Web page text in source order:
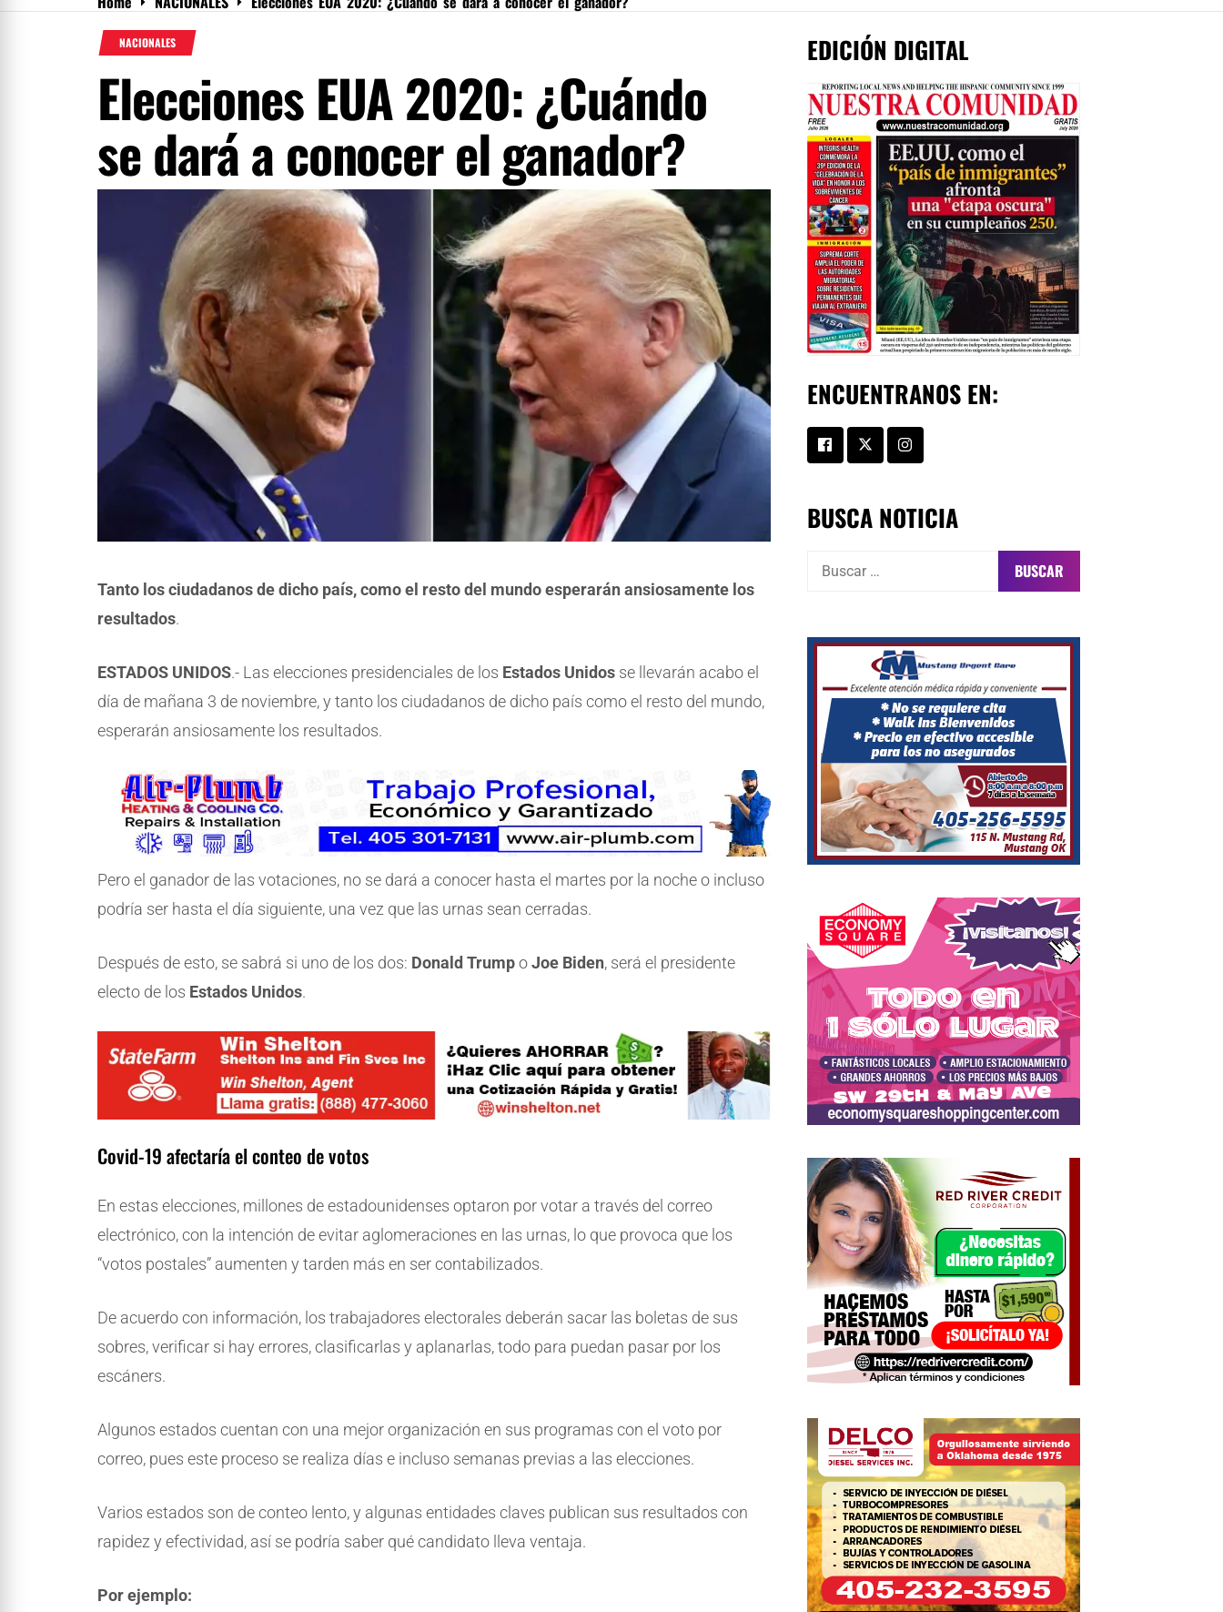
Menu
NACIONALES
Elecciones EUA 2020: ¿Cuándo
se dará a conocer el ganador?
Tanto los ciudadanos de dicho país, como el resto del mundo esperarán ansiosamente los
resultados.
ESTADOS UNIDOS.- Las elecciones presidenciales de los Estados Unidos se llevarán acabo el
día de mañana 3 de noviembre, y tanto los ciudadanos de dicho país como el resto del mundo,
esperarán ansiosamente los resultados.
Pero el ganador de las votaciones, no se dará a conocer hasta el martes por la noche o incluso
podría ser hasta el día siguiente, una vez que las urnas sean cerradas.
Después de esto, se sabrá si uno de los dos: Donald TrumpoJoe Biden, será el presidente
electo de los Estados Unidos.
Covid-19 afectaría el conteo de votos
En estas elecciones, millones de estadounidenses optaron por votar a través del correo
electrónico, con la intención de evitar aglomeraciones en las urnas, lo que provoca que los
“votos postales” aumenten y tarden más en ser contabilizados.
De acuerdo con información, los trabajadores electorales deberán sacar las boletas de sus
sobres, verificar si hay errores, clasificarlas y aplanarlas, todo para puedan pasar por los
escáners.
Algunos estados cuentan con una mejor organización en sus programas con el voto por
correo, pues este proceso se realiza días e incluso semanas previas a las elecciones.
Varios estados son de conteo lento, y algunas entidades claves publican sus resultados con
rapidez y efectividad, así se podría saber qué candidato lleva ventaja.
Por ejemplo:
EDICIÓN DIGITAL
ENCUENTRANOS EN:
BUSCA NOTICIA
Buscar: